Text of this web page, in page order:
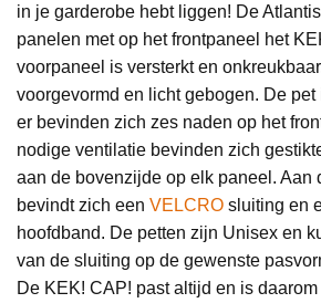
in je garderobe hebt liggen! De
panelen met op het frontpaneel het
voorpaneel is versterkt en
voorgevormd en licht gebogen. De pet
er bevinden zich zes naden op het
nodige ventilatie bevinden zich
aan de bovenzijde op elk paneel. Aan
bevindt zich een VELCRO sluiting en
hoofdband. De petten zijn Unisex en
van de sluiting op de gewenste
De KEK! CAP! past altijd en is